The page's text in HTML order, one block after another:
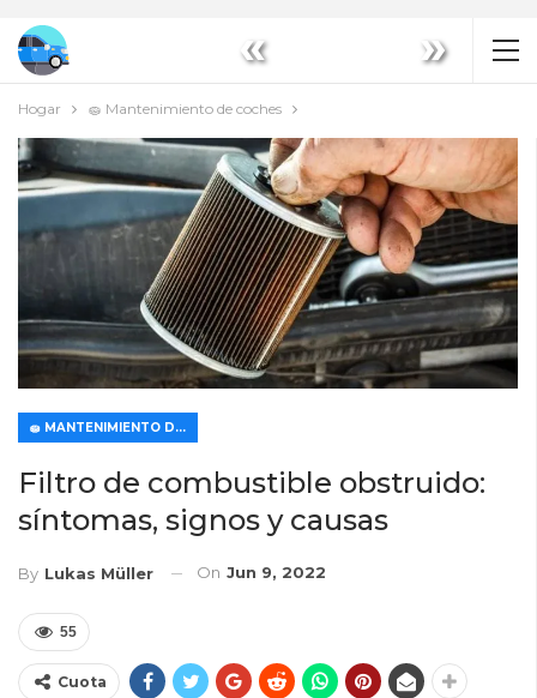
« »
Hogar 🧽 Mantenimiento de coches
🧽 MANTENIMIENTO DE COCHES
Filtro de combustible obstruido:
síntomas, signos y causas
By Lukas Müller On Jun 9, 2022
55
Cuota